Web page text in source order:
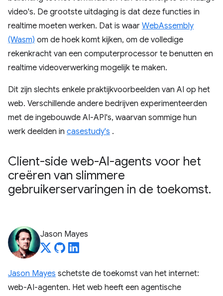
video's. De grootste uitdaging is dat deze functies in
realtime moeten werken. Dat is waar WebAssembly
(Wasm) om de hoek komt kijken, om de volledige
rekenkracht van een computerprocessor te benutten en
realtime videoverwerking mogelijk te maken.
Dit zijn slechts enkele praktijkvoorbeelden van AI op het
web. Verschillende andere bedrijven experimenteerden
met de ingebouwde AI-API's, waarvan sommige hun
werk deelden in casestudy's .
Client-side web-AI-agents voor het
creëren van slimmere
gebruikerservaringen in de toekomst.
Jason Mayes
Jason Mayes schetste de toekomst van het internet:
web-AI-agenten. Het web heeft een agentische